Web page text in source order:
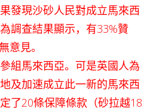
發現沙砂人民對成立馬來西
調查結果顯示，有33%贊
意見。
組馬來西亞。可是英國人為
及加速成立此一新的馬來西
了20條保障條款（砂拉越18